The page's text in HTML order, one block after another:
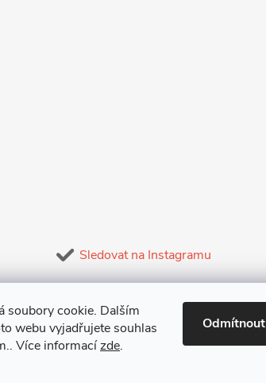
soubory cookie. Dalším
webu vyjadřujete souhlas
Více informacízde.
Odmítnout
Sledovat na Instagramu